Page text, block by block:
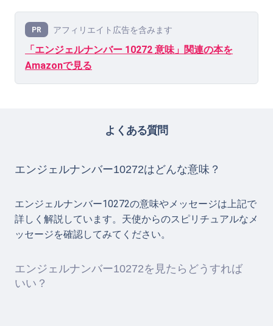
PR アフィリエイト広告を含みます
「エンジェルナンバー 10272 意味」関連の本を
Amazonで見る
よくある質問
エンジェルナンバー10272はどんな意味？
エンジェルナンバー10272の意味やメッセージは上記で
詳しく解説しています。天使からのスピリチュアルなメ
ッセージを確認してみてください。
エンジェルナンバー10272を見たらどうすれば
いい？